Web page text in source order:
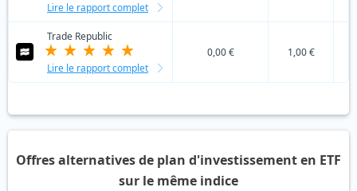
Lire le rapport complet
Trade Republic
Lire le rapport complet
0,00 € 1,00 €
Offres alternatives de plan d'investissement en ETF
sur le même indice